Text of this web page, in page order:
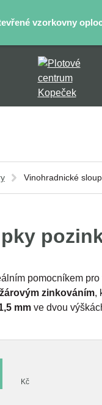
vzorkovny
Vinohradnické
pomocníkem pro
žárovým zinkováním,
mm ve dvou
Kč